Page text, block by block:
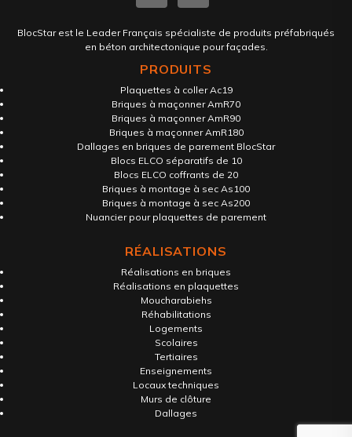
BlocStar est le Leader Français spécialiste de produits préfabriqués
en béton architectonique pour façades.
PRODUITS
Plaquettes à coller Ac19
Briques à maçonner AmR70
Briques à maçonner AmR90
Briques à maçonner AmR180
Dallages en briques de parement BlocStar
Blocs ELCO séparatifs de 10
Blocs ELCO coffrants de 20
Briques à montage à sec As100
Briques à montage à sec As200
Nuancier pour plaquettes de parement
RÉALISATIONS
Réalisations en briques
Réalisations en plaquettes
Moucharabiehs
Réhabilitations
Logements
Scolaires
Tertiaires
Enseignements
Locaux techniques
Murs de clôture
Dallages